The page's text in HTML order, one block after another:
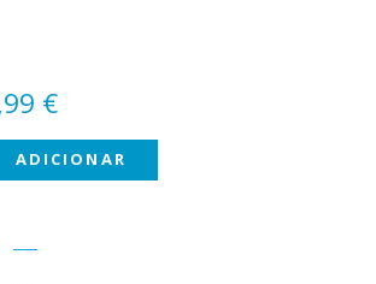
€.
€O
preço
atual
ADICIONAR